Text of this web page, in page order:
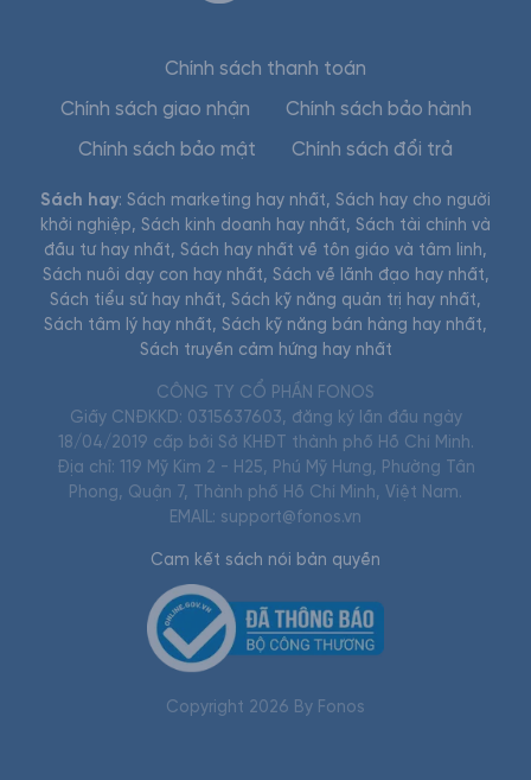
Chính sách thanh toán
Chính sách giao nhận
Chính sách bảo hành
Chính sách bảo mật
Chính sách đổi trả
Sách hay: Sách marketing hay nhất, Sách hay cho người
khởi nghiệp, Sách kinh doanh hay nhất, Sách tài chính và
đầu tư hay nhất, Sách hay nhất về tôn giáo và tâm linh,
Sách nuôi dạy con hay nhất, Sách về lãnh đạo hay nhất,
Sách tiểu sử hay nhất, Sách kỹ năng quản trị hay nhất,
Sách tâm lý hay nhất, Sách kỹ năng bán hàng hay nhất,
Sách truyền cảm hứng hay nhất
CÔNG TY CỔ PHẦN FONOS
Giấy CNĐKKD: 0315637603, đăng ký lần đầu ngày
18/04/2019 cấp bởi Sở KHĐT thành phố Hồ Chí Minh.
Địa chỉ: 119 Mỹ Kim 2 - H25, Phú Mỹ Hưng, Phường Tân
Phong, Quận 7, Thành phố Hồ Chí Minh, Việt Nam.
EMAIL: support@fonos.vn
Cam kết sách nói bản quyền
Copyright 2026 By Fonos